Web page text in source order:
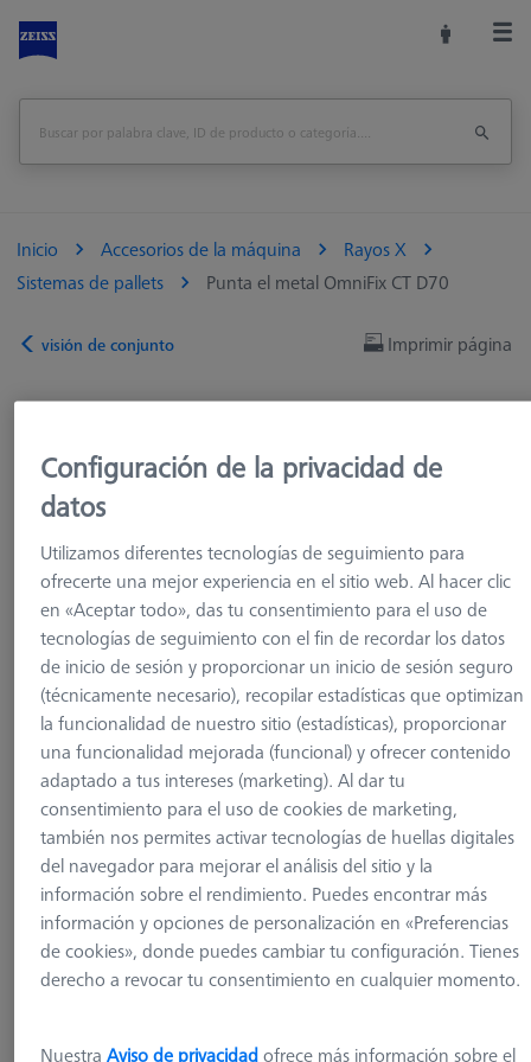
Inicio Accesorios de la máquina
Rayos X
Sistemas de pallets
Punta el metal OmniFix CT D70
Imprimir página
visión de conjunto
SISTEMAS DE PALLETS
Punta el metal OmniFix CT D70
626170-0011-806
Configuración de la privacidad de
datos
Utilizamos diferentes tecnologías de seguimiento para
ofrecerte una mejor experiencia en el sitio web. Al hacer clic
en «Aceptar todo», das tu consentimiento para el uso de
tecnologías de seguimiento con el fin de recordar los datos
de inicio de sesión y proporcionar un inicio de sesión seguro
(técnicamente necesario), recopilar estadísticas que optimizan
la funcionalidad de nuestro sitio (estadísticas), proporcionar
una funcionalidad mejorada (funcional) y ofrecer contenido
adaptado a tus intereses (marketing). Al dar tu
consentimiento para el uso de cookies de marketing,
también nos permites activar tecnologías de huellas digitales
del navegador para mejorar el análisis del sitio y la
información sobre el rendimiento. Puedes encontrar más
información y opciones de personalización en «Preferencias
de cookies», donde puedes cambiar tu configuración. Tienes
derecho a revocar tu consentimiento en cualquier momento.
Nuestra Aviso de privacidadofrece más información sobre el